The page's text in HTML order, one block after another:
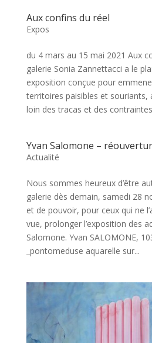
Aux confins du réel
Expos
du 4 mars au 15 mai 2021 Aux
galerie Sonia Zannettacci a le
exposition conçue pour
territoires paisibles et souriants,
loin des tracas et des
Yvan Salomone –
Actualité
Nous sommes heureux d’être
galerie dès demain, samedi 28
et de pouvoir, pour ceux qui ne
vue, prolonger l’exposition des
Salomone. Yvan SALOMONE,
_pontomeduse aquarelle sur...